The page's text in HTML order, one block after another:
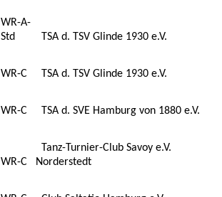
WR-A-
Std
TSA d. TSV Glinde 1930 e.V.
WR-C TSA d. TSV Glinde 1930 e.V.
WR-C TSA d. SVE Hamburg von 1880 e.V.
WR-C
Tanz-Turnier-Club Savoy e.V.
Norderstedt